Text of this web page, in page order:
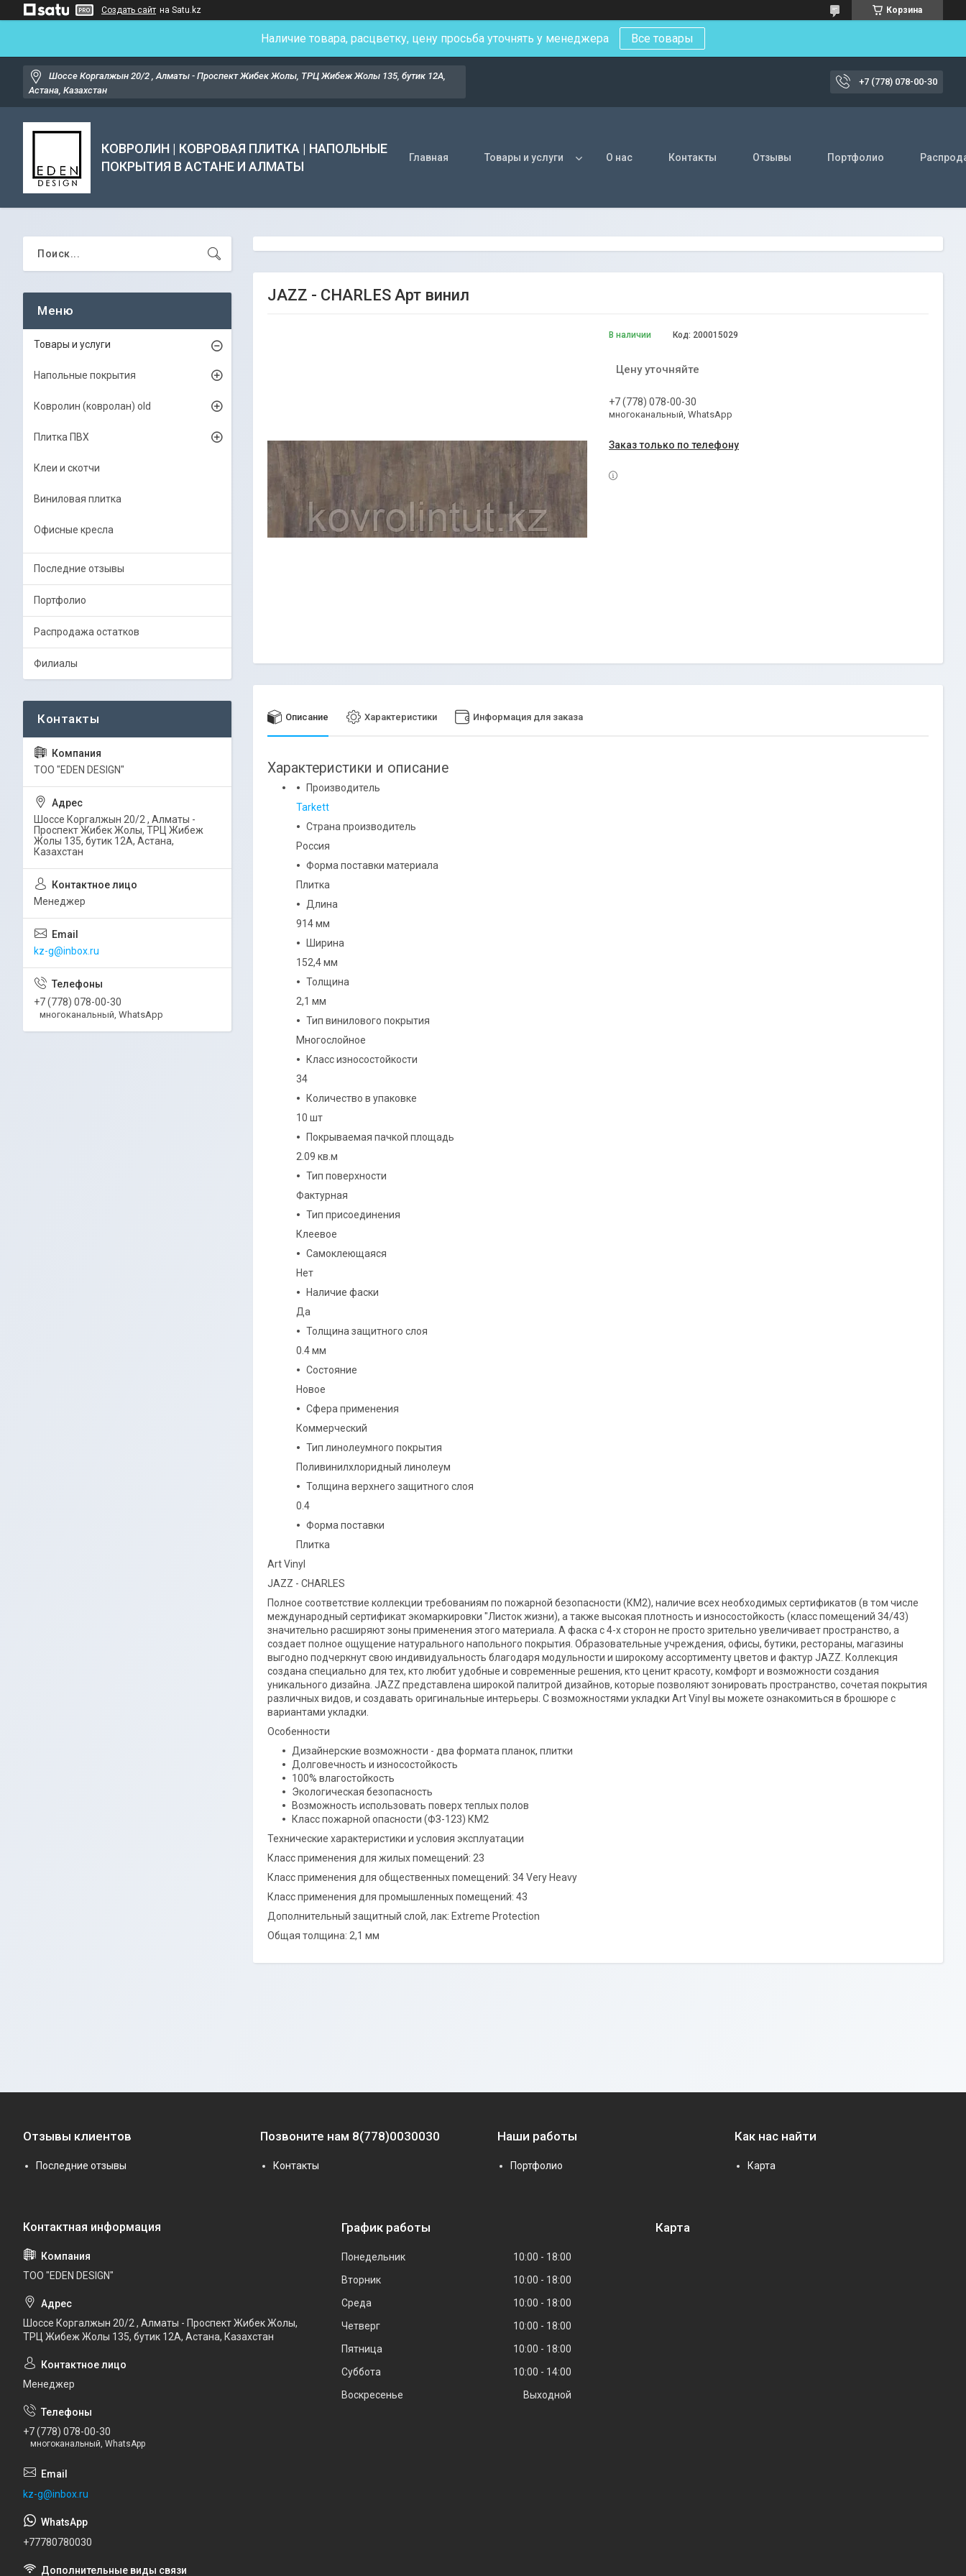
Создать сайт на Satu.kz Корзина
Наличие товара, расцветку, цену просьба уточнять у менеджера Все товары
Шоссе Коргалжын 20/2 , Алматы - Проспект Жибек Жолы, ТРЦ Жибеж Жолы 135, бутик 12А,
Астана, Казахстан
+7 (778) 078-00-30
КОВРОЛИН | КОВРОВАЯ ПЛИТКА | НАПОЛЬНЫЕ
ПОКРЫТИЯ В АСТАНЕ И АЛМАТЫ
Главная Товары и услуги О нас Контакты Отзывы Портфолио
JAZZ - CHARLES Арт винил
В наличии Код: 200015029
Цену уточняйте
+7 (778) 078-00-30
многоканальный, WhatsApp
Заказ только по телефону
Описание Характеристики Информация для заказа
Характеристики и описание
Производитель
Tarkett
Страна производитель
Россия
Форма поставки материала
Плитка
Длина
914 мм
Ширина
152,4 мм
Толщина
2,1 мм
Тип винилового покрытия
Многослойное
Класс износостойкости
34
Количество в упаковке
10 шт
Покрываемая пачкой площадь
2.09 кв.м
Тип поверхности
Фактурная
Тип присоединения
Клеевое
Самоклеющаяся
Нет
Наличие фаски
Да
Толщина защитного слоя
0.4 мм
Состояние
Новое
Сфера применения
Коммерческий
Тип линолеумного покрытия
Поливинилхлоридный линолеум
Толщина верхнего защитного слоя
0.4
Форма поставки
Плитка
Art Vinyl
JAZZ - CHARLES
Полное соответствие коллекции требованиям по пожарной безопасности (КМ2), наличие всех необходимых сертификатов (в том числе
международный сертификат экомаркировки "Листок жизни), а также высокая плотность и износостойкость (класс помещений 34/43)
значительно расширяют зоны применения этого материала. А фаска с 4-х сторон не просто зрительно увеличивает пространство, а
создает полное ощущение натурального напольного покрытия. Образовательные учреждения, офисы, бутики, рестораны, магазины
выгодно подчеркнут свою индивидуальность благодаря модульности и широкому ассортименту цветов и фактур JAZZ. Коллекция
создана специально для тех, кто любит удобные и современные решения, кто ценит красоту, комфорт и возможности создания
уникального дизайна. JAZZ представлена широкой палитрой дизайнов, которые позволяют зонировать пространство, сочетая покрытия
различных видов, и создавать оригинальные интерьеры. С возможностями укладки Art Vinyl вы можете ознакомиться в брошюре с
вариантами укладки.
Особенности
Дизайнерские возможности - два формата планок, плитки
Долговечность и износостойкость
100% влагостойкость
Экологическая безопасность
Возможность использовать поверх теплых полов
Класс пожарной опасности (ФЗ-123) КМ2
Технические характеристики и условия эксплуатации
Класс применения для жилых помещений: 23
Класс применения для общественных помещений: 34 Very Heavy
Класс применения для промышленных помещений: 43
Дополнительный защитный слой, лак: Extreme Protection
Общая толщина: 2,1 мм
Товары и услуги
Напольные покрытия
Ковролин (ковролан) old
Плитка ПВХ
Клеи и скотчи
Виниловая плитка
Офисные кресла
Последние отзывы
Портфолио
Распродажа остатков
Филиалы
ТОО "EDEN DESIGN"
Шоссе Коргалжын 20/2 , Алматы -
Проспект Жибек Жолы, ТРЦ Жибеж
Жолы 135, бутик 12А, Астана,
Казахстан
Менеджер
kz-g@inbox.ru
+7 (778) 078-00-30
многоканальный, WhatsApp
Отзывы клиентов
Последние отзывы
Позвоните нам 8(778)0030030
Контакты
Наши работы
Портфолио
Как нас найти
Карта
ТОО "EDEN DESIGN"
Шоссе Коргалжын 20/2 , Алматы - Проспект Жибек Жолы,
ТРЦ Жибеж Жолы 135, бутик 12А, Астана, Казахстан
Менеджер
+7 (778) 078-00-30
многоканальный, WhatsApp
kz-g@inbox.ru
+77780780030
График работы
Понедельник 10:00
18:00
Вторник
10:00
18:00
Среда
10:00
18:00
Четверг
10:00
18:00
Пятница
10:00
18:00
Суббота
10:00
14:00
Воскресенье
Выходной
Карта